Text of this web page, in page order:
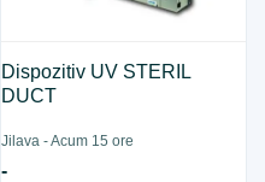
Dispozitiv UV STERIL
DUCT
Jilava - Acum 15 ore
-